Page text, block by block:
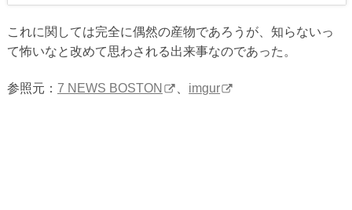
これに関しては完全に偶然の産物であろうが、知らないっ
て怖いなと改めて思わされる出来事なのであった。
参照元： 7 NEWS BOSTON imgur